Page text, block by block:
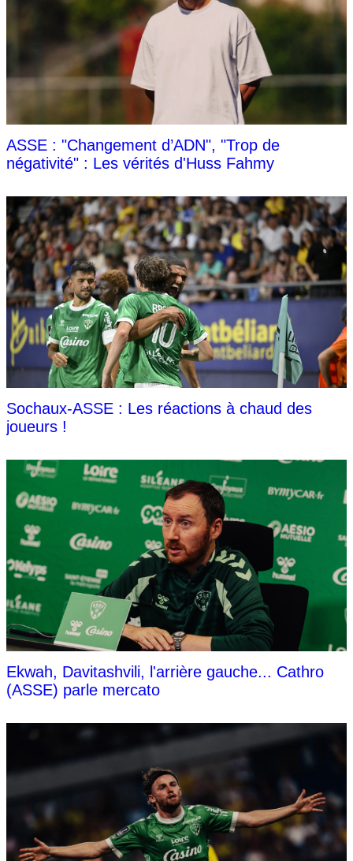
ASSE : "Changement d’ADN", "Trop de
négativité" : Les vérités d'Huss Fahmy
Sochaux-ASSE : Les réactions à chaud des
joueurs !
Ekwah, Davitashvili, l'arrière gauche... Cathro
(ASSE) parle mercato